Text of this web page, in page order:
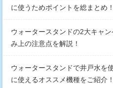
に使うためポイントを総まとめ！
ウォータースタンドの2大キャ
み上の注意点を解説！
ウォータースタンドで井戸水を
に使えるオススメ機種をご紹介！